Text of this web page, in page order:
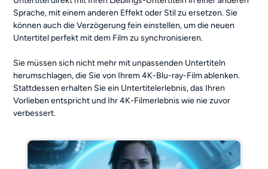
Sprache, mit einem anderen Effekt oder Stil zu ersetzen. Sie
können auch die Verzögerung fein einstellen, um die neuen
Untertitel perfekt mit dem Film zu synchronisieren.
Sie müssen sich nicht mehr mit unpassenden Untertiteln
herumschlagen, die Sie von Ihrem 4K-Blu-ray-Film ablenken.
Stattdessen erhalten Sie ein Untertitelerlebnis, das Ihren
Vorlieben entspricht und Ihr 4K-Filmerlebnis wie nie zuvor
verbessert.